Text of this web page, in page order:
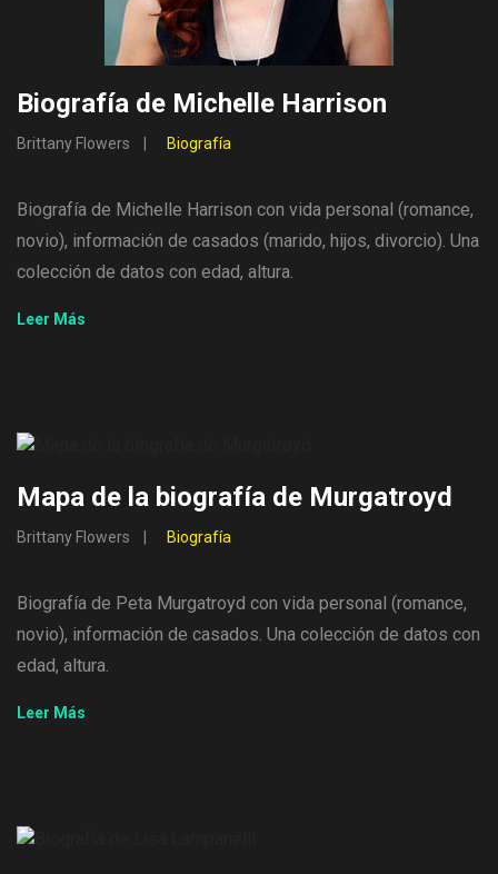
Biografía de Michelle Harrison
Brittany Flowers Biografía
Biografía de Michelle Harrison con vida personal (romance,
novio), información de casados ​​(marido, hijos, divorcio). Una
colección de datos con edad, altura.
Leer Más
Mapa de la biografía de Murgatroyd
Brittany Flowers Biografía
Biografía de Peta Murgatroyd con vida personal (romance,
novio), información de casados. Una colección de datos con
edad, altura.
Leer Más